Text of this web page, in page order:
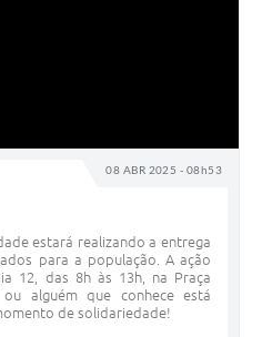
08 ABR 2025 - 08h53
estará realizando a entrega
para a população. A ação
12, das 8h às 13h, na Praça
alguém que conhece está
de solidariedade!